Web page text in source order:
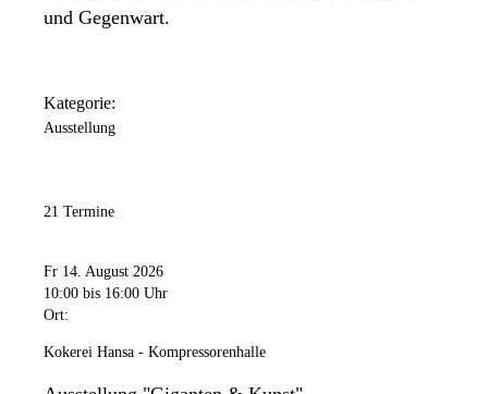
und Gegenwart.
Kategorie:
Ausstellung
21 Termine
Fr 14. August 2026
10:00 bis 16:00 Uhr
Ort:
Kokerei Hansa - Kompressorenhalle